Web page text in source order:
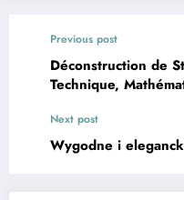
Previous post
Déconstruction de
Technique,
Next post
Wygodne i